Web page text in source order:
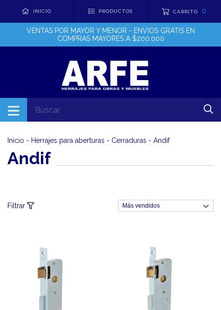
INICIO PRODUCTOS CARRITO 0
VENTAS POR MAYOR Y MENOR - ENVIOS GRATIS EN
COMPRAS MAYORES A $200.000
Inicio - Herrajes para aberturas - Cerraduras - Andif
Andif
Filtrar